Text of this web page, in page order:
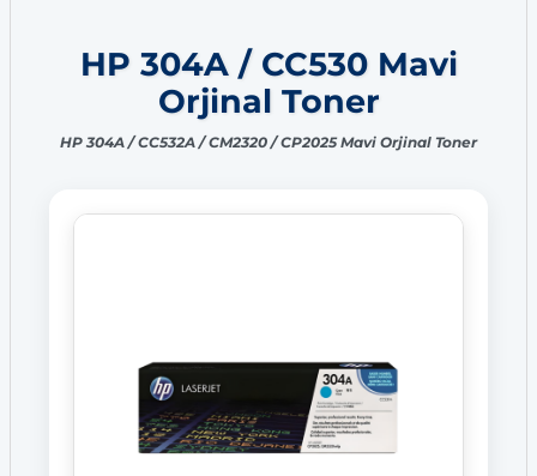
HP 304A / CC530 Mavi
Orjinal Toner
HP 304A / CC532A / CM2320 / CP2025 Mavi Orjinal Toner